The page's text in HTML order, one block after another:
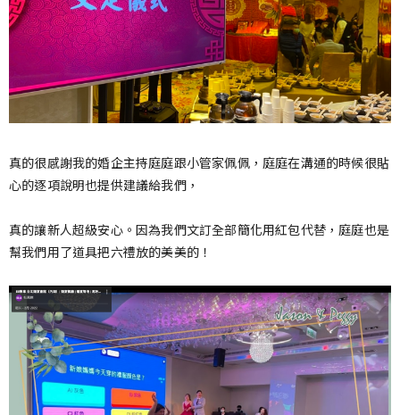
真的很感謝我的婚企主持庭庭跟小管家佩佩，庭庭在溝通的時候很貼
心的逐項說明也提供建議給我們，
真的讓新人超級安心。因為我們文訂全部簡化用紅包代替，庭庭也是
幫我們用了道具把六禮放的美美的！